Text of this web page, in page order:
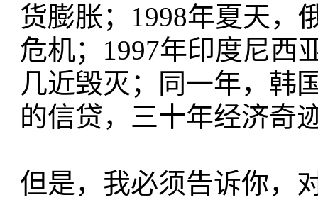
货膨胀；1998年夏天，
危机；1997年印度尼西
几近毁灭；同一年，韩
的信贷，三十年经济奇
但是，我必须告诉你，